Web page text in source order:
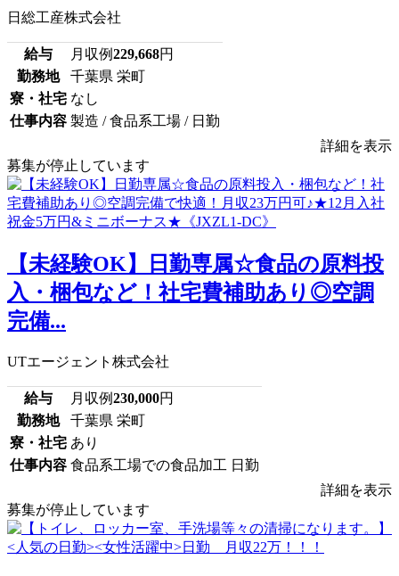
日総工産株式会社
給与 月収例229,668円
勤務地
千葉県 栄町
寮・社宅 なし
仕事内容 製造 / 食品系工場 / 日勤
詳細を表示
募集が停止しています
【未経験OK】日勤専属☆食品の原料投
入・梱包など！社宅費補助あり◎空調
完備...
UTエージェント株式会社
給与 月収例230,000円
勤務地
千葉県 栄町
寮・社宅 あり
仕事内容 食品系工場での食品加工 日勤
詳細を表示
募集が停止しています